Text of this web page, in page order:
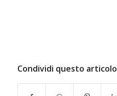
Condividi questo articolo